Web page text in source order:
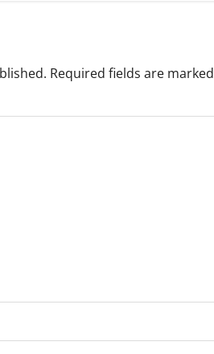
Required fields are marked